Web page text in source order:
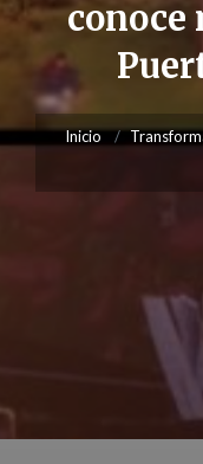
conoce
Inicio